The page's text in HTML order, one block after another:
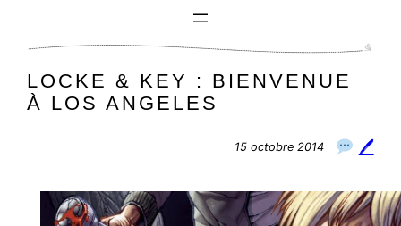
LOCKE & KEY : BIENVENUE
À LOS ANGELES
15 octobre 2014 🖊